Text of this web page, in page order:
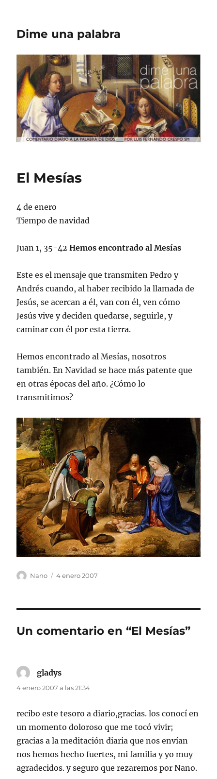
Dime una palabra
El Mesías
4 de enero
Tiempo de navidad
Juan 1, 35-42Hemos encontrado al Mesías
Este es el mensaje que transmiten Pedro y
Andrés cuando, al haber recibido la llamada de
Jesús, se acercan a él, van con él, ven cómo
Jesús vive y deciden quedarse, seguirle, y
caminar con él por esta tierra.
Hemos encontrado al Mesías, nosotros
también. En Navidad se hace más patente que
en otras épocas del año. ¿Cómo lo
transmitimos?
Autor
Nano
Publicado
4 enero 2007
Un comentario en “El Mesías”
gladys
4 enero 2007 a las 21:34
recibo este tesoro a diario,gracias. los conocí en
un momento doloroso que me tocó vivir;
gracias a la meditación diaria que nos envían
nos hemos hecho fuertes, mi familia y yo muy
agradecidos. y seguro que rezaremos por Nano.